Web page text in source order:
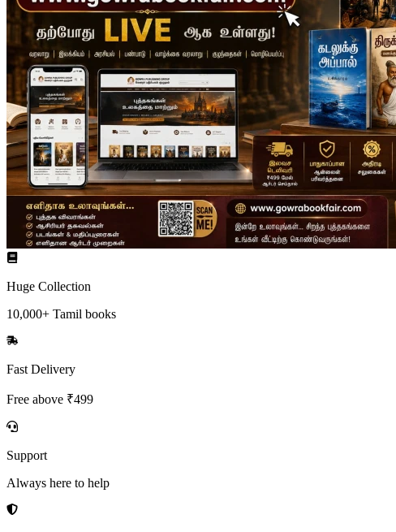
Huge Collection
10,000+ Tamil books
Fast Delivery
Free above ₹499
Support
Always here to help